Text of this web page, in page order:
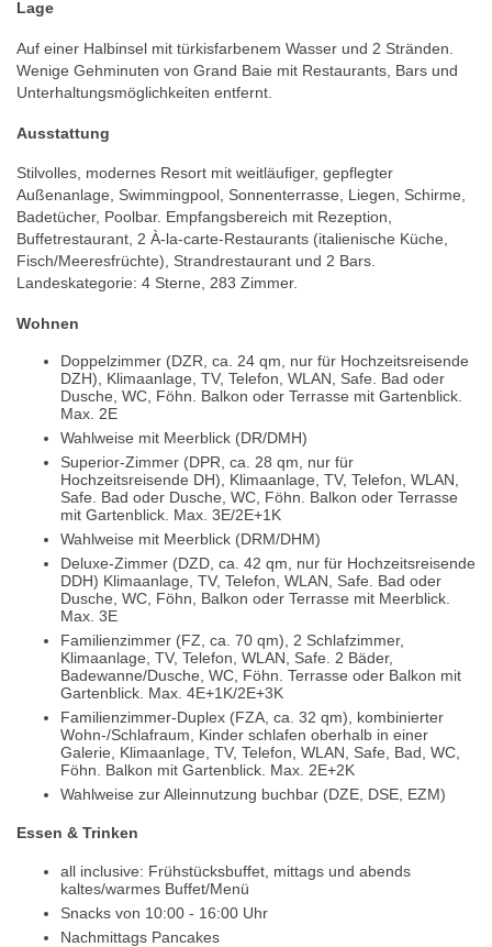
Lage
Auf einer Halbinsel mit türkisfarbenem Wasser und 2 Stränden.
Wenige Gehminuten von Grand Baie mit Restaurants, Bars und
Unterhaltungsmöglichkeiten entfernt.
Ausstattung
Stilvolles, modernes Resort mit weitläufiger, gepflegter
Außenanlage, Swimmingpool, Sonnenterrasse, Liegen, Schirme,
Badetücher, Poolbar. Empfangsbereich mit Rezeption,
Buffetrestaurant, 2 À-la-carte-Restaurants (italienische Küche,
Fisch/Meeresfrüchte), Strandrestaurant und 2 Bars.
Landeskategorie: 4 Sterne, 283 Zimmer.
Wohnen
Doppelzimmer (DZR, ca. 24 qm, nur für Hochzeitsreisende
DZH), Klimaanlage, TV, Telefon, WLAN, Safe. Bad oder
Dusche, WC, Föhn. Balkon oder Terrasse mit Gartenblick.
Max. 2E
Wahlweise mit Meerblick (DR/DMH)
Superior-Zimmer (DPR, ca. 28 qm, nur für
Hochzeitsreisende DH), Klimaanlage, TV, Telefon, WLAN,
Safe. Bad oder Dusche, WC, Föhn. Balkon oder Terrasse
mit Gartenblick. Max. 3E/2E+1K
Wahlweise mit Meerblick (DRM/DHM)
Deluxe-Zimmer (DZD, ca. 42 qm, nur für Hochzeitsreisende
DDH) Klimaanlage, TV, Telefon, WLAN, Safe. Bad oder
Dusche, WC, Föhn, Balkon oder Terrasse mit Meerblick.
Max. 3E
Familienzimmer (FZ, ca. 70 qm), 2 Schlafzimmer,
Klimaanlage, TV, Telefon, WLAN, Safe. 2 Bäder,
Badewanne/Dusche, WC, Föhn. Terrasse oder Balkon mit
Gartenblick. Max. 4E+1K/2E+3K
Familienzimmer-Duplex (FZA, ca. 32 qm), kombinierter
Wohn-/Schlafraum, Kinder schlafen oberhalb in einer
Galerie, Klimaanlage, TV, Telefon, WLAN, Safe, Bad, WC,
Föhn. Balkon mit Gartenblick. Max. 2E+2K
Wahlweise zur Alleinnutzung buchbar (DZE, DSE, EZM)
Essen & Trinken
all inclusive: Frühstücksbuffet, mittags und abends
kaltes/warmes Buffet/Menü
Snacks von 10:00 - 16:00 Uhr
Nachmittags Pancakes